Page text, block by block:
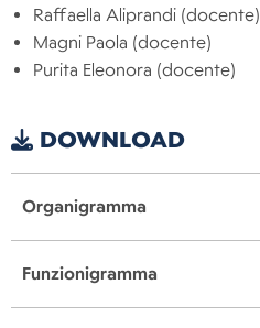
Raffaella Aliprandi (docente)
Magni Paola (docente)
Purita Eleonora (docente)
DOWNLOAD
Organigramma
Funzionigramma